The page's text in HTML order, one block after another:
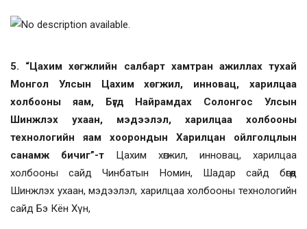
5. “Цахим хөгжлийн салбарт хамтран ажиллах тухай
Монгол Улсын Цахим хөгжил, инновац, харилцаа
холбооны яам, Бүгд Найрамдах Солонгос Улсын
Шинжлэх ухаан, мэдээлэл, харилцаа холбооны
технологийн яам хоорондын Харилцан ойлголцлын
санамж бичиг”-т Цахим хөгжил, инновац, харилцаа
холбооны сайд Чинбатын Номин, Шадар сайд бөгөөд
Шинжлэх ухаан, мэдээлэл, харилцаа холбооны технологийн
сайд Бэ Кён Хүн,